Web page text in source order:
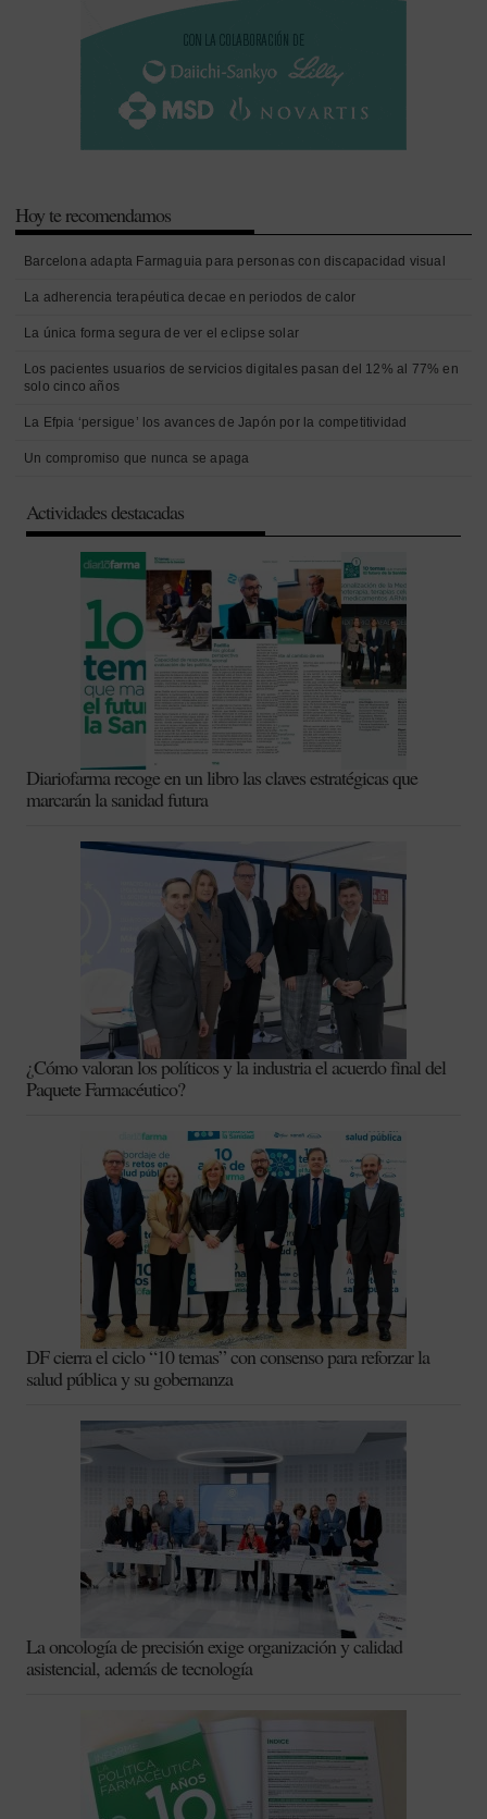
Hoy te recomendamos
Barcelona adapta Farmaguia para personas con discapacidad visual
La adherencia terapéutica decae en periodos de calor
La única forma segura de ver el eclipse solar
Los pacientes usuarios de servicios digitales pasan del 12% al 77% en
solo cinco años
La Efpia ‘persigue’ los avances de Japón por la competitividad
Un compromiso que nunca se apaga
Actividades destacadas
Diariofarma recoge en un libro las claves estratégicas que
marcarán la sanidad futura
¿Cómo valoran los políticos y la industria el acuerdo final del
Paquete Farmacéutico?
DF cierra el ciclo “10 temas” con consenso para reforzar la
salud pública y su gobernanza
La oncología de precisión exige organización y calidad
asistencial, además de tecnología